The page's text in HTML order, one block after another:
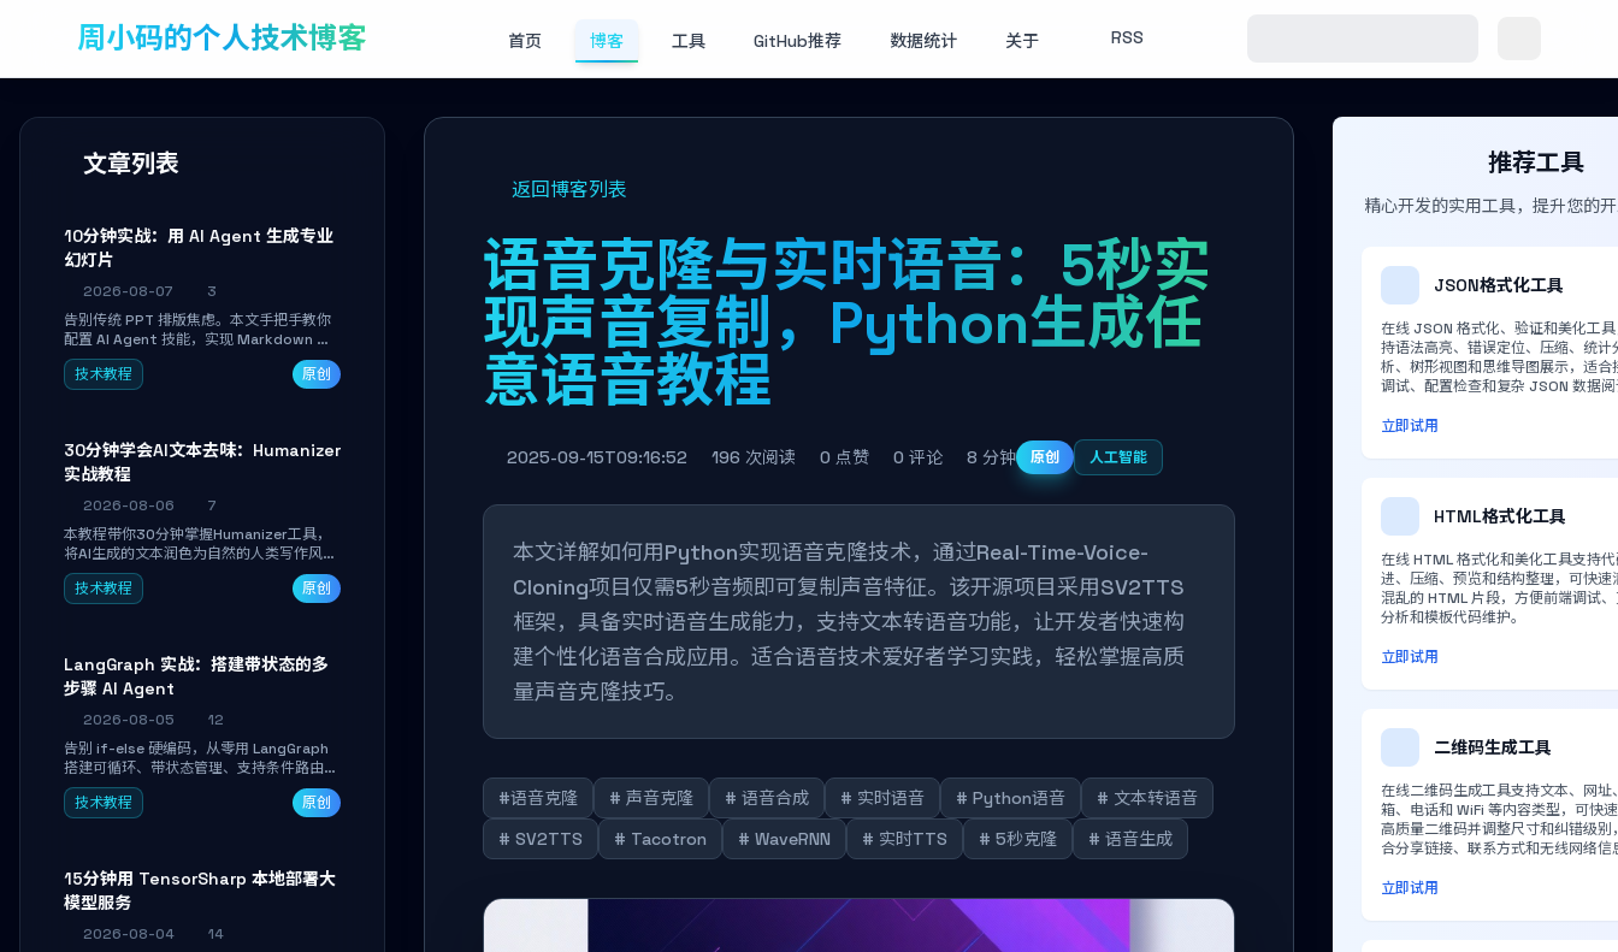
周小码的个人技术博客 首页 博客 工具 GitHub推荐 数据统计 关于 RSS
文章列表
10分钟实战：用 AI Agent 生成专业
幻灯片
2026-08-07
3
告别传统 PPT 排版焦虑。本文手把手教你
配置 AI Agent 技能，实现 Markdown 内
容自动转为带高级排版、AI 配图与 WebGL
运行时的 HTML 幻灯片。只需专注内容，
技术教程 原创
30分钟学会AI文本去味：Humanizer
实战教程
2026-08-06
7
本教程带你30分钟掌握Humanizer工具，
将AI生成的文本润色为自然的人类写作风
格。通过安装配置、实战示例和语音校准，
让你的内容告别AI痕迹，匹配个人写作习
技术教程 原创
LangGraph 实战：搭建带状态的多
步骤 AI Agent
2026-08-05
12
告别 if-else 硬编码，从零用 LangGraph
搭建可循环、带状态管理、支持条件路由的
多步骤 AI 代理。学完能独立编写包含自动
决策、工具调用和持久化状态的复杂工作
技术教程 原创
15分钟用 TensorSharp 本地部署大
模型服务
2026-08-04
14
返回博客列表
语音克隆与实时语音：5秒实
现声音复制，Python生成任
意语音教程
2025-09-15T09:16:52 196 次阅读 0 点赞 0 评论 8 分钟 原创 人工智能
本文详解如何用Python实现语音克隆技术，通过Real-Time-Voice-
Cloning项目仅需5秒音频即可复制声音特征。该开源项目采用SV2TTS
框架，具备实时语音生成能力，支持文本转语音功能，让开发者快速构
建个性化语音合成应用。适合语音技术爱好者学习实践，轻松掌握高质
量声音克隆技巧。
#语音克隆 # 声音克隆 # 语音合成 # 实时语音 # Python语音
# 文本转语音
# SV2TTS
# Tacotron # WaveRNN # 实时TTS # 5秒克隆 # 语音生成
推荐工具
精心开发的实用工具，提升您的
JSON格式化工具
在线 JSON 格式化、验证和美化工
持语法高亮、错误定位、压缩、统计
析、树形视图和思维导图展示，适合
调试、配置检查和复杂 JSON 数据
立即试用
HTML格式化工具
在线 HTML 格式化和美化工具支持
进、压缩、预览和结构整理，可快速
混乱的 HTML 片段，方便前端调试
分析和模板代码维护。
立即试用
二维码生成工具
在线二维码生成工具支持文本、网址
箱、电话和 WiFi 等内容类型，可快
高质量二维码并调整尺寸和纠错级别
合分享链接、联系方式和无线网络信
立即试用